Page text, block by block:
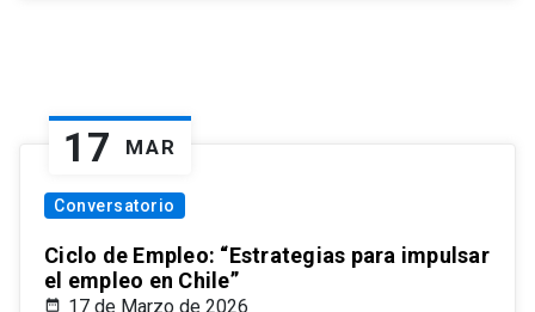
17 MAR
Conversatorio
Ciclo de Empleo: “Estrategias para impulsar
el empleo en Chile”
17 de Marzo de 2026